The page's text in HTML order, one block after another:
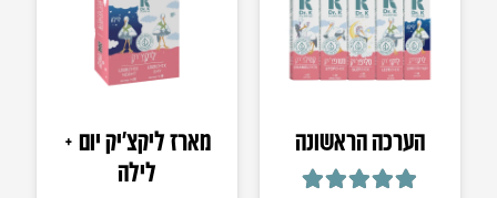
הערכה הראשונה
מארז ליקצ’יק יום +
לילה